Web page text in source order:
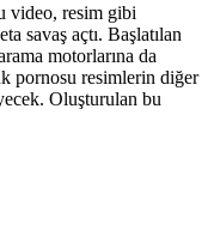
video, resim gibi
savaş açtı. Başlatılan
motorlarına da
pornosu resimlerin diğer
Oluşturulan bu